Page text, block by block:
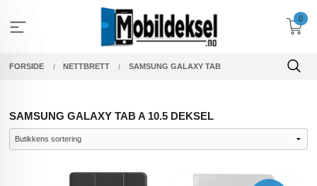
innholdet
0
FORSIDE NETTBRETT SAMSUNG GALAXY TAB
SAMSUNG GALAXY TAB A 10.5 DEKSEL